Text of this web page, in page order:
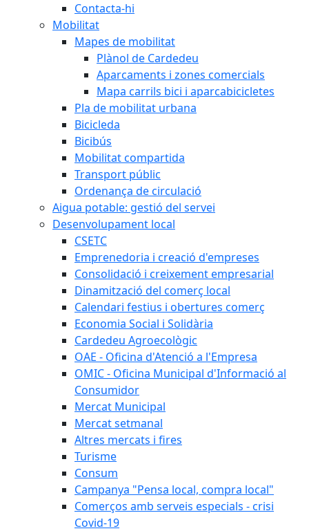
Contacta-hi
Mobilitat
Mapes de mobilitat
Plànol de Cardedeu
Aparcaments i zones comercials
Mapa carrils bici i aparcabicicletes
Pla de mobilitat urbana
Bicicleda
Bicibús
Mobilitat compartida
Transport públic
Ordenança de circulació
Aigua potable: gestió del servei
Desenvolupament local
CSETC
Emprenedoria i creació d'empreses
Consolidació i creixement empresarial
Dinamització del comerç local
Calendari festius i obertures comerç
Economia Social i Solidària
Cardedeu Agroecològic
OAE - Oficina d'Atenció a l'Empresa
OMIC - Oficina Municipal d'Informació al
Consumidor
Mercat Municipal
Mercat setmanal
Altres mercats i fires
Turisme
Consum
Campanya "Pensa local, compra local"
Comerços amb serveis especials - crisi
Covid-19